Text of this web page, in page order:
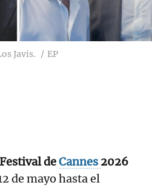
Javis. EP
deCannes 2026
de mayo hasta el